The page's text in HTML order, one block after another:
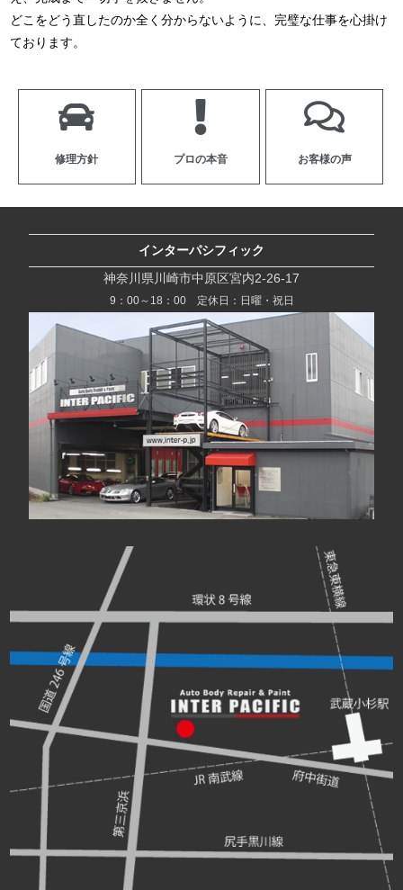
どこをどう直したのか全く分からないように、完璧な仕事を心掛け
ております。
修理方針 プロの本音 お客様の声
インターパシフィック
神奈川県川崎市中原区宮内2-26-17
9：00～18：00 定休日：日曜・祝日